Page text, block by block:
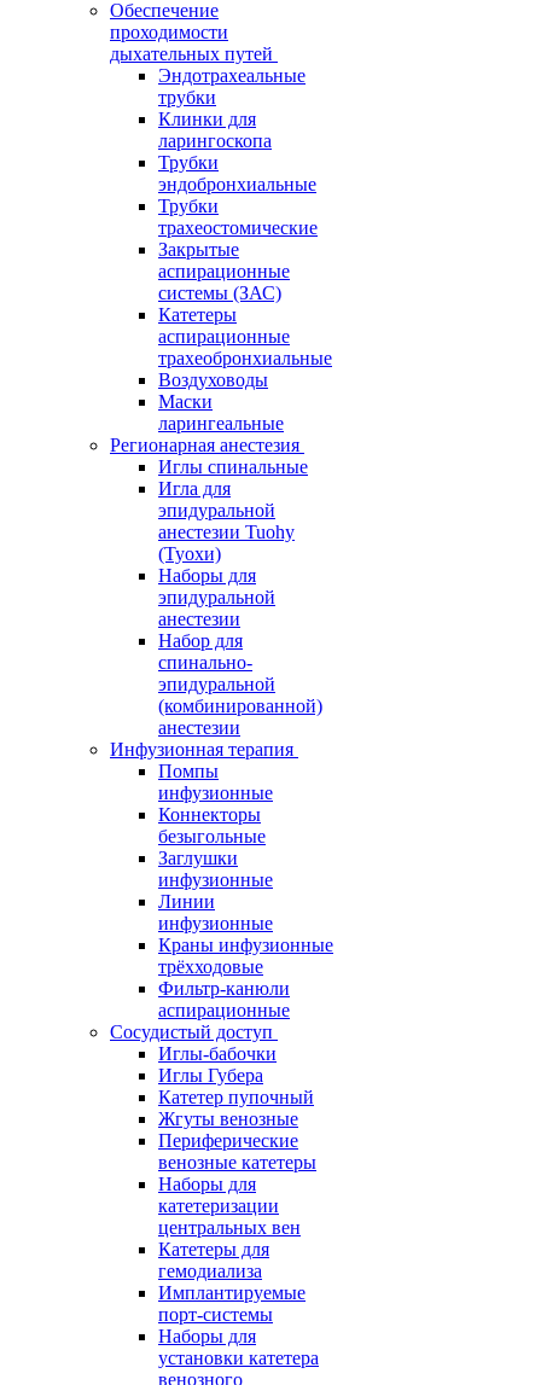
Обеспечение
проходимости
дыхательных путей
Эндотрахеальные
трубки
Клинки для
ларингоскопа
Трубки
эндобронхиальные
Трубки
трахеостомические
Закрытые
аспирационные
системы (ЗАС)
Катетеры
аспирационные
трахеобронхиальные
Воздуховоды
Маски
ларингеальные
Регионарная анестезия
Иглы спинальные
Игла для
эпидуральной
анестезии Tuohy
(Туохи)
Наборы для
эпидуральной
анестезии
Набор для
спинально-
эпидуральной
(комбинированной)
анестезии
Инфузионная терапия
Помпы
инфузионные
Коннекторы
безыгольные
Заглушки
инфузионные
Линии
инфузионные
Краны инфузионные
трёхходовые
Фильтр-канюли
аспирационные
Сосудистый доступ
Иглы-бабочки
Иглы Губера
Катетер пупочный
Жгуты венозные
Периферические
венозные катетеры
Наборы для
катетеризации
центральных вен
Катетеры для
гемодиализа
Имплантируемые
порт‑системы
Наборы для
установки катетера
венозного